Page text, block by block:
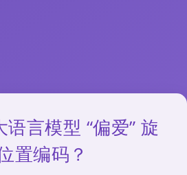
言模型 “偏爱” 旋
置编码？